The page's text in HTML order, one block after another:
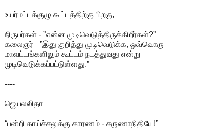
உயர்மட்டக்குழு கூட்டத்திற்கு பிறகு,
நிருபர்கள் - ”என்ன முடிவெடுத்திருக்கிறீர்கள்?”
கலைஞர் - ”இது குறித்து முடிவெடுக்க, ஒவ்வொரு
மாவட்டங்களிலும் கூட்டம் நடத்துவது என்று
முடிவெடுக்கப்பட்டுள்ளது.”
----
ஜெயலலிதா
“பன்றி காய்ச்சலுக்கு காரணம் - கருணாநிதியே!”